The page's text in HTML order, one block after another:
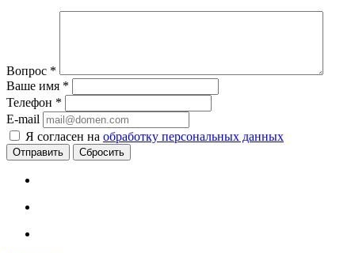
Вопрос *
Ваше имя *
Телефон *
E-mail
Я согласен на обработку персональных данных
Сбросить